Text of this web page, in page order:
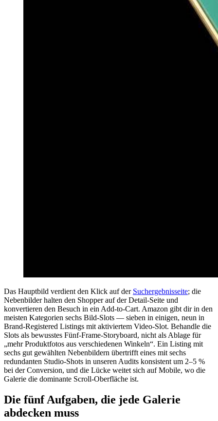
Das Hauptbild verdient den Klick auf der Suchergebnisseite; die
Nebenbilder halten den Shopper auf der Detail-Seite und
konvertieren den Besuch in ein Add-to-Cart. Amazon gibt dir in den
meisten Kategorien sechs Bild-Slots — sieben in einigen, neun in
Brand-Registered Listings mit aktiviertem Video-Slot. Behandle die
Slots als bewusstes Fünf-Frame-Storyboard, nicht als Ablage für
„mehr Produktfotos aus verschiedenen Winkeln“. Ein Listing mit
sechs gut gewählten Nebenbildern übertrifft eines mit sechs
redundanten Studio-Shots in unseren Audits konsistent um 2–5 %
bei der Conversion, und die Lücke weitet sich auf Mobile, wo die
Galerie die dominante Scroll-Oberfläche ist.
Die fünf Aufgaben, die jede Galerie
abdecken muss